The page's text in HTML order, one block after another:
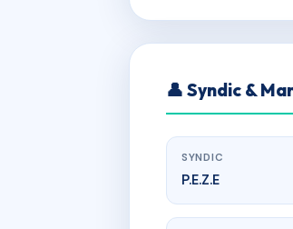
👤 Syndic &
SYNDIC
P.E.Z.E